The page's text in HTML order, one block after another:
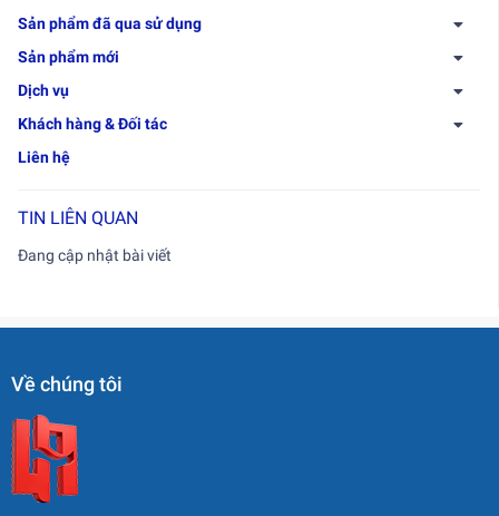
Sản phẩm đã qua sử dụng
Sản phẩm mới
Dịch vụ
Khách hàng & Đối tác
Liên hệ
TIN LIÊN QUAN
Đang cập nhật bài viết
Về chúng tôi